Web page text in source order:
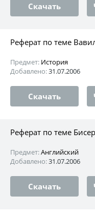
Скачать
Реферат по теме
Предмет: История
Добавлено:31.07.2006
Скачать
Реферат по теме
Предмет:Английский
Добавлено:31.07.2006
Скачать